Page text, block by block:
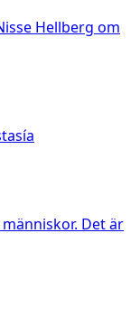
Hellberg om
Det är